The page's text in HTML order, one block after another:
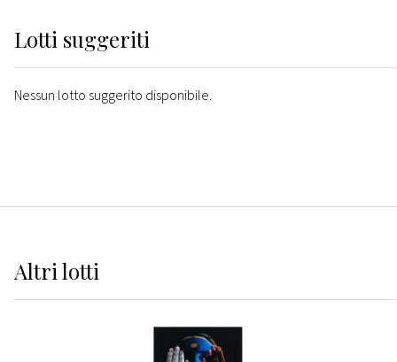
Lotti suggeriti
Nessun lotto suggerito disponibile.
Altrilotti